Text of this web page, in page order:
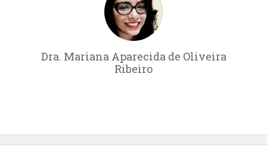
Dra. Mariana Aparecida de Oliveira
Ribeiro